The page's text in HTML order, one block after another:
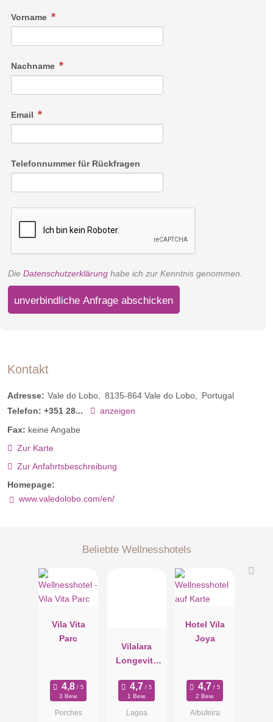
Vorname
Nachname
Email
Telefonnummer für Rückfragen
Die Datenschutzerklärung habe ich zur Kenntnis genommen.
unverbindliche Anfrage abschicken
Kontakt
Adresse: Vale do Lobo 8135-864 Vale do Lobo
Portugal
Telefon: +351 28...
anzeigen
Fax: keine Angabe
Zur Karte
Zur Anfahrtsbeschreibung
Homepage:
www.valedolobo.com/en/
Beliebte Wellnesshotels
Vila Vita
Parc
3 Bew.
Porches
Vilalara
Longevity
Medical Spa
1 Bew.
Lagoa
Hotel Vila
Joya
2 Bew.
Albufeira